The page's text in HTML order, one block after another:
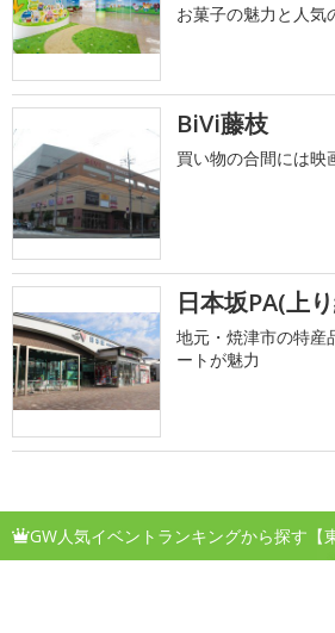
お菓子の魅力と人気
BiVi藤枝
買い物の合間には映
日本坂PA(上
地元・焼津市の特産
ートが魅力
GW人気イベントランキングから探す【